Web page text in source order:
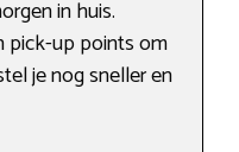
in huis.
pick-up points om
je nog sneller en